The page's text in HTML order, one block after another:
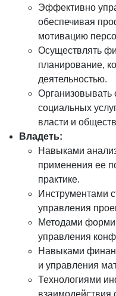
Эффективно
обеспечивая
мотивацию
Осуществлять
планирование,
деятельностью.
Организовывать
социальных
власти и
Владеть:
Навыками
применения ее
практике.
Инструментами
управления
Методами
управления
Навыками
и управления
Технологиями